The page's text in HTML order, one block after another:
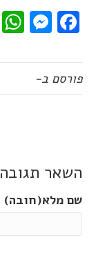
פורסם ב-
השאר תגובה
שם מלא(חובה)